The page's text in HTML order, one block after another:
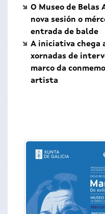
O Museo de Belas
nova sesión o
entrada de balde
A iniciativa chega
xornadas de
marco da
artista